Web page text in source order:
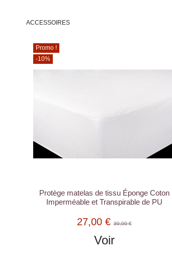
ACCESSOIRES
Promo !
-10%
Protège matelas de tissu Éponge Coton
Imperméable et Transpirable de PU
27,00 €30,00 €
Voir